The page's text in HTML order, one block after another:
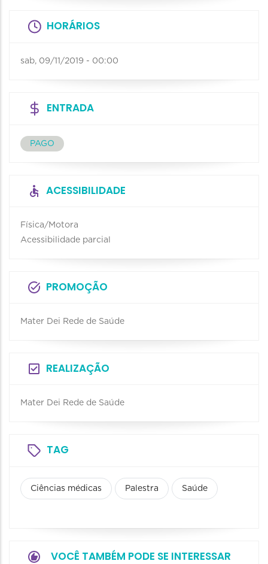
HORÁRIOS
sab, 09/11/2019 - 00:00
ENTRADA
PAGO
ACESSIBILIDADE
Física/Motora
Acessibilidade parcial
PROMOÇÃO
Mater Dei Rede de Saúde
REALIZAÇÃO
Mater Dei Rede de Saúde
TAG
Ciências médicas Palestra Saúde
VOCÊ TAMBÉM PODE SE INTERESSAR